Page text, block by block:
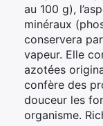
au 100 g),
minéraux
conservera
vapeur. Elle
azotées
confère des
douceur les
organisme.